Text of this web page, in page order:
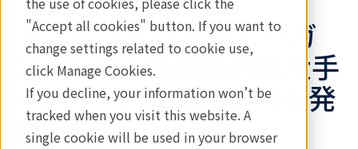
"Accept all cookies" button. If you want to
change settings related to cookie use,
click Manage Cookies.
If you decline, your information won’t be
tracked when you visit this website. A
single cookie will be used in your browser
【プレスリリース】リガ
ク、X 線小角散乱装置大手
Xenocs と戦略的連携を発
表